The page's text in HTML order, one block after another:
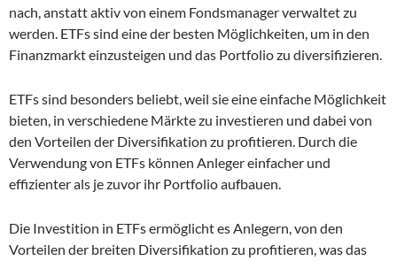
nach, anstatt aktiv von einem Fondsmanager verwaltet zu
werden. ETFs sind eine der besten Möglichkeiten, um in den
Finanzmarkt einzusteigen und das Portfolio zu diversifizieren.
ETFs sind besonders beliebt, weil sie eine einfache Möglichkeit
bieten, in verschiedene Märkte zu investieren und dabei von
den Vorteilen der Diversifikation zu profitieren. Durch die
Verwendung von ETFs können Anleger einfacher und
effizienter als je zuvor ihr Portfolio aufbauen.
Die Investition in ETFs ermöglicht es Anlegern, von den
Vorteilen der breiten Diversifikation zu profitieren, was das